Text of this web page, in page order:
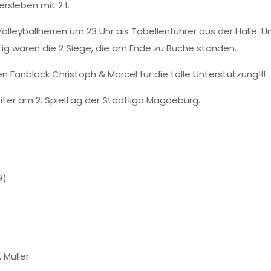
mit 2:1.
um 23 Uhr als Tabellenführer aus der Halle.
waren die 2 Siege, die am Ende zu Buche standen.
Fanblock Christoph & Marcel für die tolle Unterstützung!!!
am 2. Spieltag der Stadtliga Magdeburg.
Müller